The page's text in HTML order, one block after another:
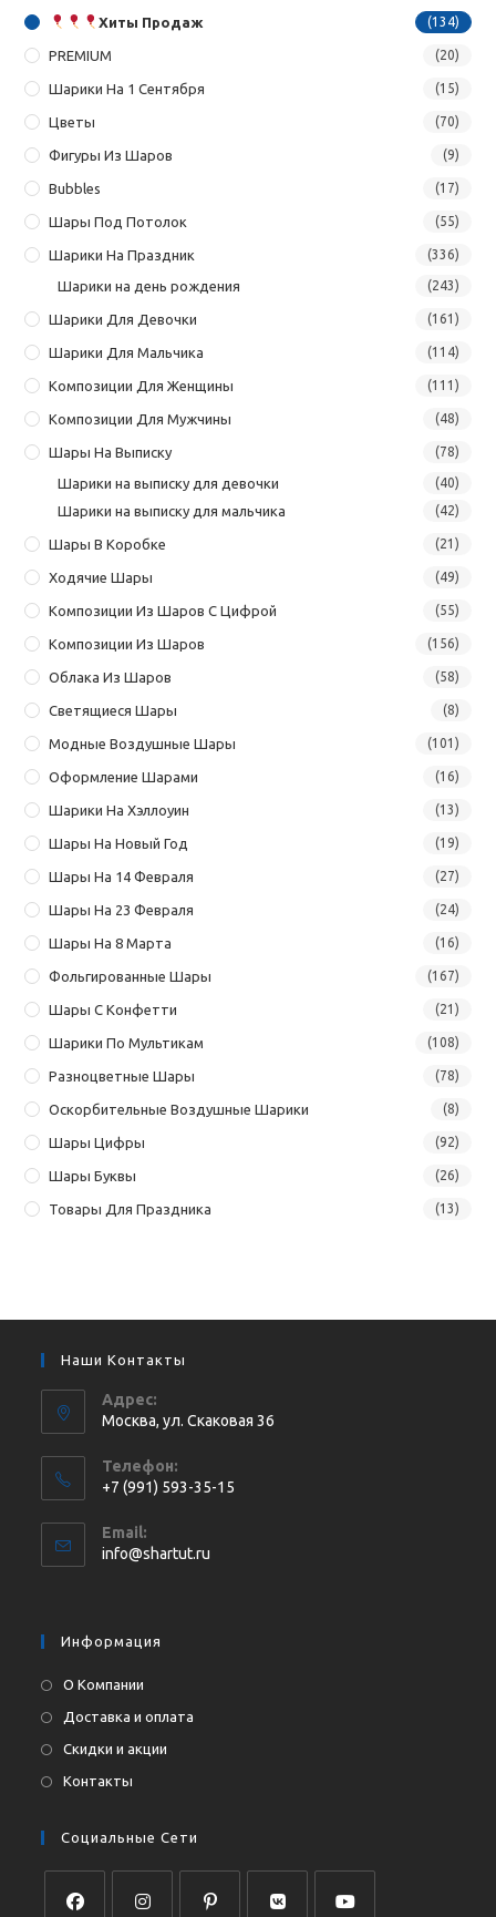
Хиты Продаж (134)
PREMIUM (20)
Шарики На 1 Сентября (15)
Цветы (70)
Фигуры Из Шаров (9)
Bubbles (17)
Шары Под Потолок (55)
Шарики На Праздник (336)
Шарики на день рождения (243)
Шарики Для Девочки (161)
Шарики Для Мальчика (114)
Композиции Для Женщины (111)
Композиции Для Мужчины (48)
Шары На Выписку (78)
Шарики на выписку для девочки (40)
Шарики на выписку для мальчика (42)
Шары В Коробке (21)
Ходячие Шары (49)
Композиции Из Шаров С Цифрой (55)
Композиции Из Шаров (156)
Облака Из Шаров (58)
Светящиеся Шары (8)
Модные Воздушные Шары (101)
Оформление Шарами (16)
Шарики На Хэллоуин (13)
Шары На Новый Год (19)
Шары На 14 Февраля (27)
Шары На 23 Февраля (24)
Шары На 8 Марта (16)
Фольгированные Шары (167)
Шары С Конфетти (21)
Шарики По Мультикам (108)
Разноцветные Шары (78)
Оскорбительные Воздушные Шарики (8)
Шары Цифры (92)
Шары Буквы (26)
Товары Для Праздника (13)
Наши Контакты
Адрес:
Москва, ул. Cкаковая 36
Телефон:
+7 (991) 593-35-15
в
вашем
Email:
info@shartut.ru
Информация
О Компании
Доставка и оплата
Скидки и акции
Контакты
Социальные Сети